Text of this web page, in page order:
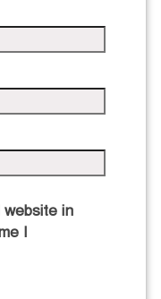
in
I